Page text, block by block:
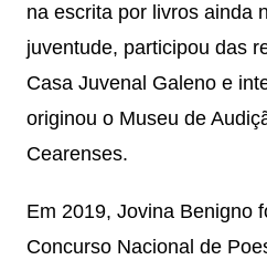
na escrita por livros ainda
juventude, participou das
Casa Juvenal Galeno e
originou o Museu de
Cearenses.
Em 2019, Jovina Benigno
Concurso Nacional de